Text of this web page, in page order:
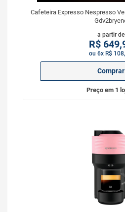
Cafeteira Expresso Nespresso
a partir de
R$
ou 6x R$
Comprar
Preço em 1